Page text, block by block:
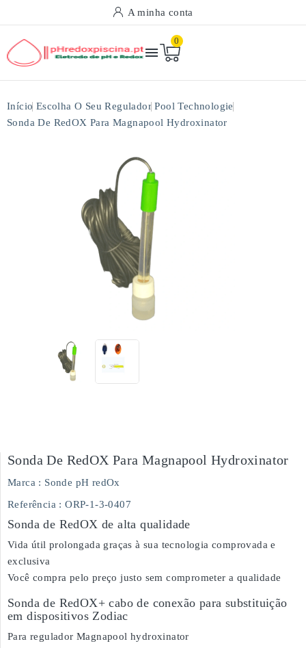
A minha conta

0
Início Escolha O Seu Regulador Pool Technologie
Sonda De RedOX Para Magnapool Hydroxinator
Sonda De RedOX Para Magnapool Hydroxinator
Marca : Sonde pH redOx
Referência : ORP-1-3-0407
Sonda de RedOX de alta qualidade
Vida útil prolongada graças à sua tecnologia comprovada e
exclusiva
Você compra pelo preço justo sem comprometer a qualidade
Sonda de RedOX+ cabo de conexão para substituição
em dispositivos Zodiac
Para regulador Magnapool hydroxinator